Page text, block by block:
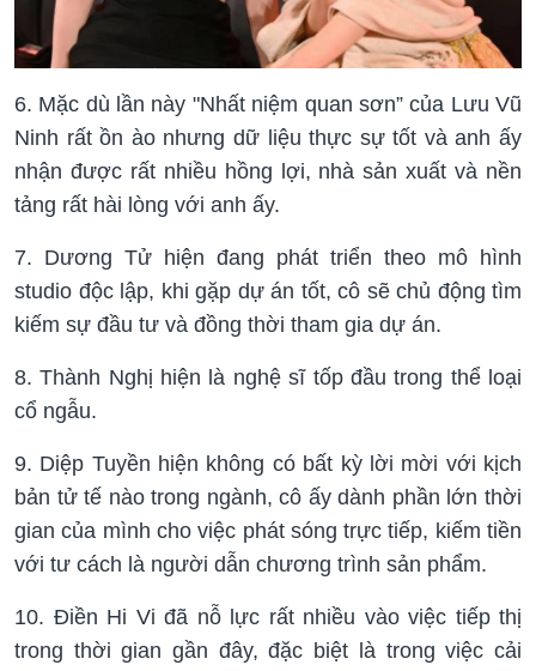
6. Mặc dù lần này "Nhất niệm quan sơn” của Lưu Vũ
Ninh rất ồn ào nhưng dữ liệu thực sự tốt và anh ấy
nhận được rất nhiều hồng lợi, nhà sản xuất và nền
tảng rất hài lòng với anh ấy.
7. Dương Tử hiện đang phát triển theo mô hình
studio độc lập, khi gặp dự án tốt, cô sẽ chủ động tìm
kiếm sự đầu tư và đồng thời tham gia dự án.
8. Thành Nghị hiện là nghệ sĩ tốp đầu trong thể loại
cổ ngẫu.
9. Diệp Tuyền hiện không có bất kỳ lời mời với kịch
bản tử tế nào trong ngành, cô ấy dành phần lớn thời
gian của mình cho việc phát sóng trực tiếp, kiếm tiền
với tư cách là người dẫn chương trình sản phẩm.
10. Điền Hi Vi đã nỗ lực rất nhiều vào việc tiếp thị
trong thời gian gần đây, đặc biệt là trong việc cải